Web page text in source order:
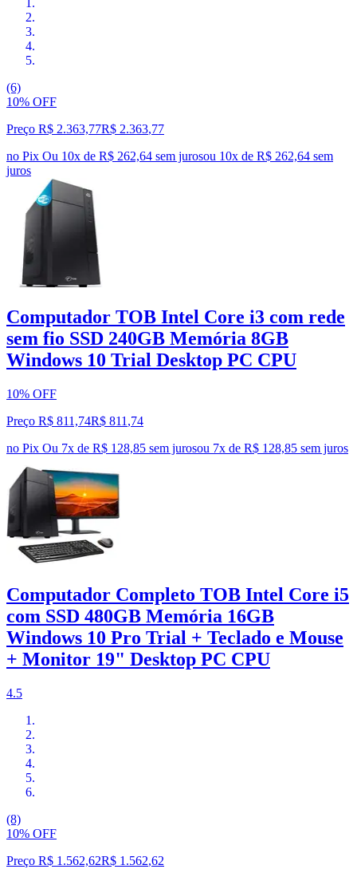
(6)
10% OFF
Preço R$ 2.363,77R$ 2.363,77
no Pix Ou 10x de R$ 262,64 sem jurosou 10x de R$ 262,64 sem
juros
Computador TOB Intel Core i3 com rede
sem fio SSD 240GB Memória 8GB
Windows 10 Trial Desktop PC CPU
10% OFF
Preço R$ 811,74R$ 811 ,74
no Pix Ou 7x de R$ 128,85 sem jurosou 7x de R$ 128,85 sem juros
Computador Completo TOB Intel Core i5
com SSD 480GB Memória 16GB
Windows 10 Pro Trial + Teclado e Mouse
+ Monitor 19" Desktop PC CPU
4.5
(8)
10% OFF
Preço R$ 1.562,62R$ 1.562,62